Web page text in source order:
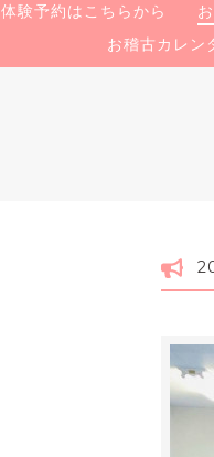
体験予約はこちらから
お稽古カレン